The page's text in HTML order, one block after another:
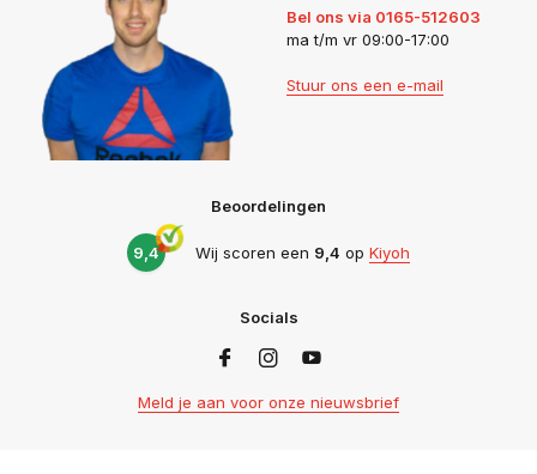
Bel ons via 0165-512603
ma t/m vr 09:00-17:00
Stuur ons een e-mail
Beoordelingen
9,4 Wij scoren een 9,4 op Kiyoh
Socials
Meld je aan voor onze nieuwsbrief